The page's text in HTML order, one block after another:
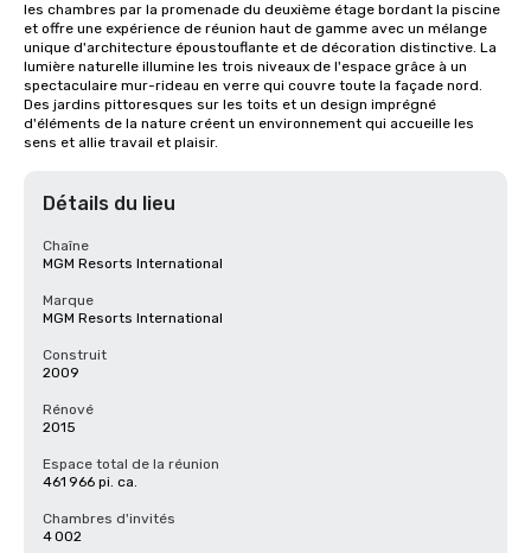
les chambres par la promenade du deuxième étage bordant la piscine
et offre une expérience de réunion haut de gamme avec un mélange
unique d'architecture époustouflante et de décoration distinctive. La
lumière naturelle illumine les trois niveaux de l'espace grâce à un
spectaculaire mur-rideau en verre qui couvre toute la façade nord.
Des jardins pittoresques sur les toits et un design imprégné
d'éléments de la nature créent un environnement qui accueille les
sens et allie travail et plaisir.
Détails du lieu
Chaîne
MGM Resorts International
Marque
MGM Resorts International
Construit
2009
Rénové
2015
Espace total de la réunion
461 966 pi. ca.
Chambres d'invités
4 002